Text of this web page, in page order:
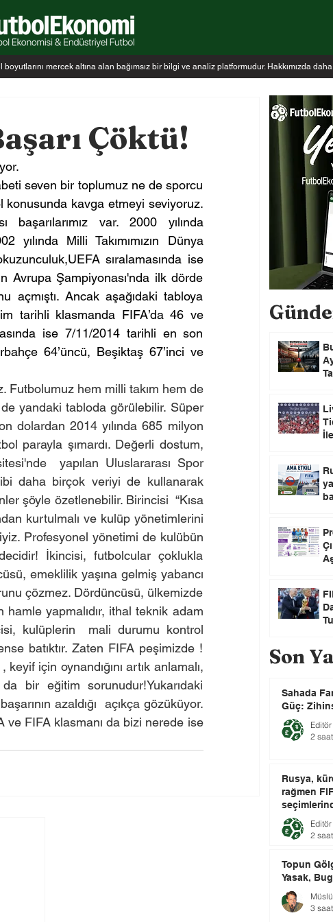
mercek altına alan bağımsız bir bilgi ve analiz platformudur. Hakkımızda
Çöktü!
seven bir toplumuz ne de sporcu
konusunda kavga etmeyi seviyoruz.
var. 2000 yılında
yılında Milli Takımımızın Dünya
sıralamasında ise
Avrupa Şampiyonası'nda ilk dörde
açmıştı. Ancak aşağıdaki tabloya
tarihli klasmanda FIFA’da 46 ve
ise 7/11/2014 tarihli en son
64’üncü, Beşiktaş 67’inci ve
Futbolumuz hem milli takım hem de
yandaki tabloda görülebilir. Süper
dolardan 2014 yılında 685 milyon
parayla şımardı. Değerli dostum,
yapılan Uluslararası Spor
daha birçok veriyi de kullanarak
şöyle özetlenebilir. Birincisi  “Kısa
kurtulmalı ve kulüp yönetimlerini
Profesyonel yönetimi de kulübün
İkincisi, futbolcular çoklukla
emeklilik yaşına gelmiş yabancı
çözmez. Dördüncüsü, ülkemizde
yapmalıdır, ithal teknik adam
kulüplerin  mali durumu kontrol
batıktır. Zaten FIFA peşimizde !
için oynandığını artık anlamalı,
bir eğitim sorunudur!Yukarıdaki
azaldığı  açıkça gözüküyor.
ve FIFA klasmanı da bizi nerede ise
Son
Sahada
Güç:
Editör
2
Rusya,
rağmen
elinde
Editör
2
Topun
Yasak,
3